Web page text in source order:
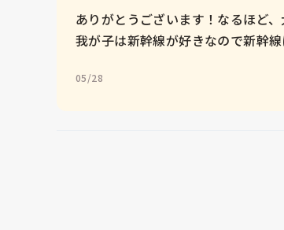
ありがとうございます！なるほど
我が子は新幹線が好きなので新幹
05/28